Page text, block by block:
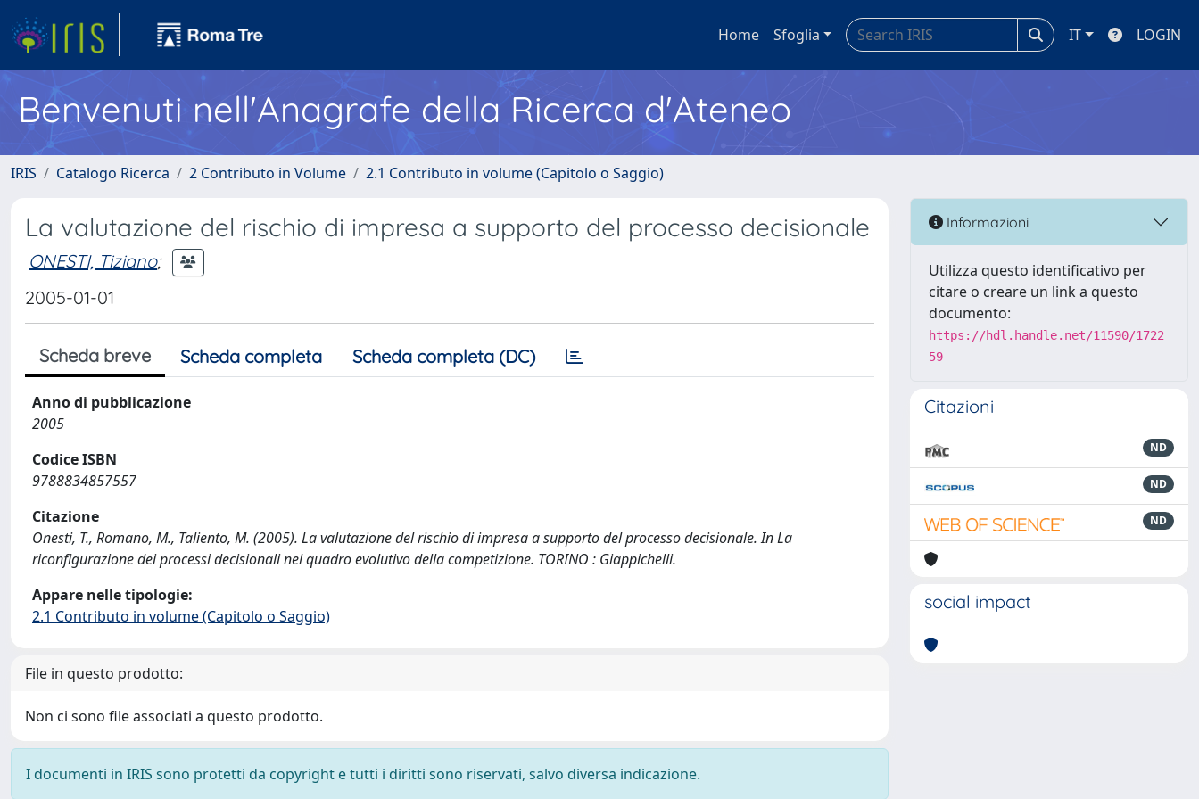
Home Sfoglia IT LOGIN
Benvenuti nell'Anagrafe della Ricerca d'Ateneo
IRIS Catalogo Ricerca 2 Contributo in Volume 2.1 Contributo in volume (Capitolo o Saggio)
La valutazione del rischio di impresa a supporto del processo decisionale
ONESTI, Tiziano;
2005-01-01
Scheda breve Scheda completa Scheda completa (DC)
Anno di pubblicazione
2005
Codice ISBN
9788834857557
Citazione
Onesti, T., Romano, M., Taliento, M. (2005). La valutazione del rischio di impresa a supporto del processo decisionale. In La
riconfigurazione dei processi decisionali nel quadro evolutivo della competizione. TORINO : Giappichelli.
Appare nelle tipologie:
2.1 Contributo in volume (Capitolo o Saggio)
File in questo prodotto:
Non ci sono file associati a questo prodotto.
I documenti in IRIS sono protetti da copyright e tutti i diritti sono riservati, salvo diversa indicazione.
Informazioni
Utilizza questo identificativo per
citare o creare un link a questo
documento:
https://hdl.handle.net/11590/1722
59
Citazioni
ND
ND
ND
social impact